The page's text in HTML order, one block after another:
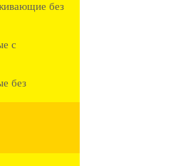
без
с
без